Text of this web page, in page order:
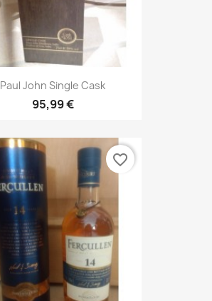
Paul John Single Cask
95,99 €
favorite_border